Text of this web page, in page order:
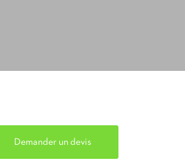
Demander un devis